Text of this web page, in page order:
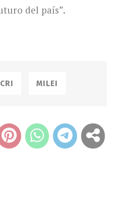
del país”.
MILEI